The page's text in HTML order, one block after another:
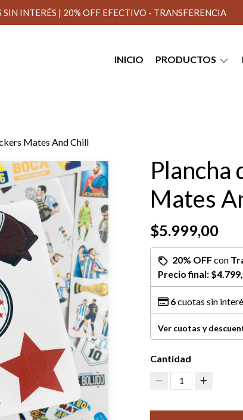
SIN INTERÉS | 20% OFF EFECTIVO - TRANSFERENCIA
INICIO PRODUCTOS
Mates And Chill
Plancha
Mates
$5.999,00
20% OFFcon
Precio final:
6cuotas sin
Ver cuotas y
Cantidad
1